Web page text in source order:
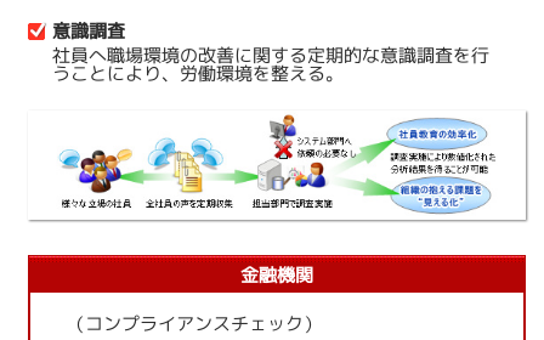
意識調査
社員へ職場環境の改善に関する定期的な意識調査を行
うことにより、労働環境を整える。
金融機関
（コンプライアンスチェック）